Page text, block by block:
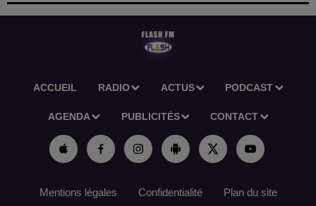
ACCUEIL RADIO ACTUS PODCAST
AGENDA PUBLICITÉS CONTACT
Mentions légales Confidentialité Plan du site